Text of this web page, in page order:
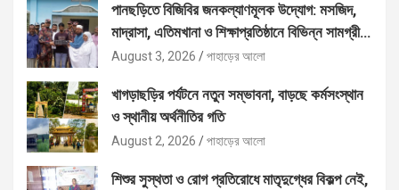
পানছড়িতে বিজিবির জনকল্যাণমূলক উদ্যোগ: মসজিদ,
মাদ্রাসা, এতিমখানা ও শিক্ষাপ্রতিষ্ঠানে বিভিন্ন সামগ্রী
বিতরণ
August 3, 2026 পাহাড়ের আলো
খাগড়াছড়ির পর্যটনে নতুন সম্ভাবনা, বাড়ছে কর্মসংস্থান
ও স্থানীয় অর্থনীতির গতি
August 2, 2026 পাহাড়ের আলো
শিশুর সুস্থতা ও রোগ প্রতিরোধে মাতৃদুগ্ধের বিকল্প নেই,